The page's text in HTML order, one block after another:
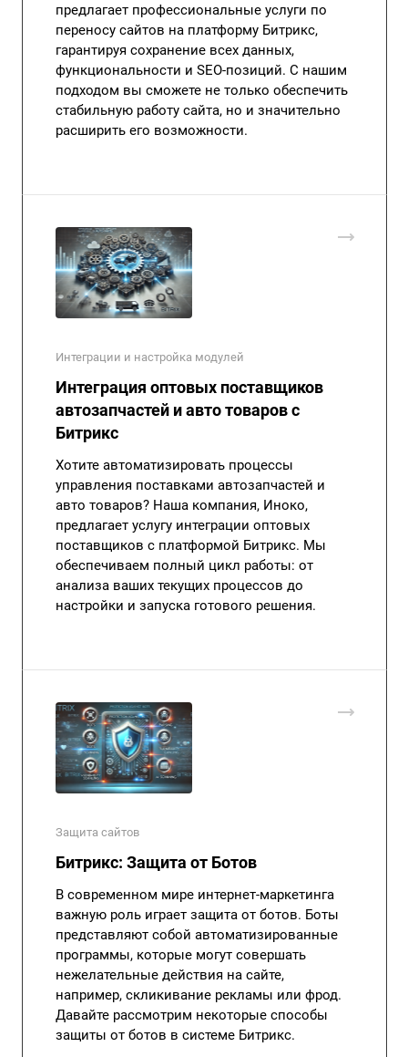
предлагает профессиональные услуги по
переносу сайтов на платформу Битрикс,
гарантируя сохранение всех данных,
функциональности и SEO-позиций. С нашим
подходом вы сможете не только обеспечить
стабильную работу сайта, но и значительно
расширить его возможности.
Интеграции и настройка модулей
Интеграция оптовых поставщиков
автозапчастей и авто товаров с
Битрикс
Хотите автоматизировать процессы
управления поставками автозапчастей и
авто товаров? Наша компания, Иноко,
предлагает услугу интеграции оптовых
поставщиков с платформой Битрикс. Мы
обеспечиваем полный цикл работы: от
анализа ваших текущих процессов до
настройки и запуска готового решения.
Защита сайтов
Битрикс: Защита от Ботов
В современном мире интернет-маркетинга
важную роль играет защита от ботов. Боты
представляют собой автоматизированные
программы, которые могут совершать
нежелательные действия на сайте,
например, скликивание рекламы или фрод.
Давайте рассмотрим некоторые способы
защиты от ботов в системе Битрикс.